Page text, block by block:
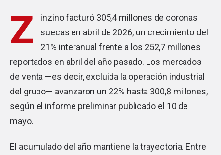
Z inzinofacturó 305,4 millones de coronas
suecas en abril de 2026, un crecimiento del
21% interanual frente a los 252,7 millones
reportados en abril del año pasado. Los mercados
de venta —es decir, excluida la operación industrial
del grupo— avanzaron un 22% hasta 300,8 millones,
según el informe preliminar publicado el 10 de
mayo.
El acumulado del año mantiene la trayectoria. Entre